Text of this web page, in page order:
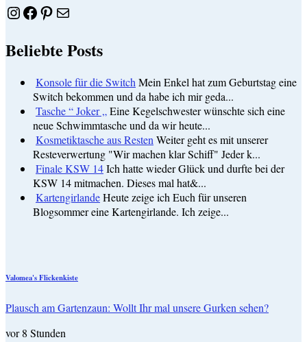
Instagram
Facebook
Pinterest
E-Mail
Beliebte Posts
Konsole für die SwitchMein Enkel hat zum Geburtstag eine
Switch bekommen und da habe ich mir geda...
Tasche “ Joker „Eine Kegelschwester wünschte sich eine
neue Schwimmtasche und da wir heute...
Kosmetiktasche aus RestenWeiter geht es mit unserer
Resteverwertung "Wir machen klar Schiff" Jeder k...
Finale KSW 14Ich hatte wieder Glück und durfte bei der
KSW 14 mitmachen. Dieses mal hat&...
KartengirlandeHeute zeige ich Euch für unseren
Blogsommer eine Kartengirlande. Ich zeige...
Valomea's Flickenkiste
Plausch am Gartenzaun: Wollt Ihr mal unsere Gurken sehen?
vor 8 Stunden